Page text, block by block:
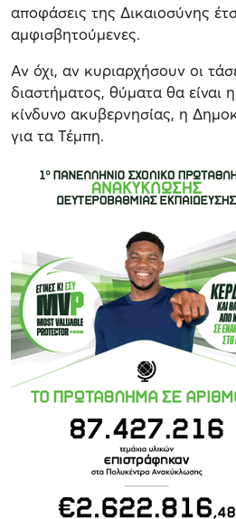
αποφάσεις της Δικαιοσύνης
αμφισβητούμενες.
Αν όχι, αν κυριαρχήσουν οι
διαστήματος, θύματα θα είναι
κίνδυνο ακυβερνησίας, η
για τα Τέμπη.